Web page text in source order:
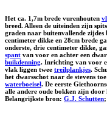
Het ca. 1,7m brede vurenhouten
breed. Alleen de uiteinden zijn
graden naar buitenvallende zijdes
centimeter dikke en 28cm brede
onderste, drie centimeter dikke,
spant van voor en achter een
buikdenning. Inrichting van voor
vlak liggen twee treilplankjes.
het dwarsschot naar de stevens
waterboeisel. De eerste
alle andere oude bokken zijn door
Belangrijkste bron: G.J. Schutten